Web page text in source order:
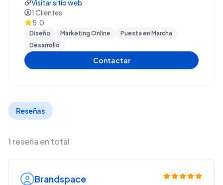
Visitar sitio web
1 Clientes
5.0
Diseño Marketing Online
Puesta en Marcha
Desarrollo
Contactar
Reseñas
1 reseña en total
Brandspace